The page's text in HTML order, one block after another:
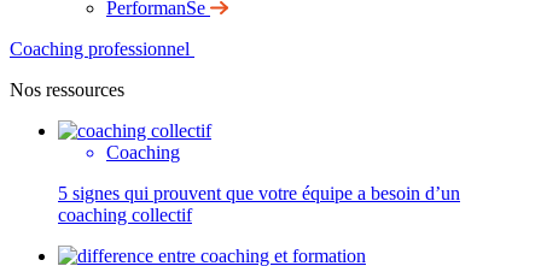
PerformanSe
Coaching professionnel
Nos ressources
Coaching
5 signes qui prouvent que votre équipe a besoin d’un
coaching collectif